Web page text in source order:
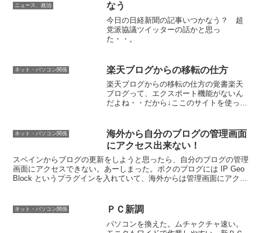
ニュース、政治 なう
今日の日経新聞の記事いつかなう？ 超
党派協議ツイッターの話かと思っ
た・・。
ネット・パソコン関係 楽天ブログからの移転の仕方
楽天ブログからの移転の仕方の覚書楽天
ブログって、エクスポート機能がないん
だよね・・だから↓ここのサイトを使って
イルの形式はMT日付がうまく読み取れな
いので修正。画像など...
ネット・パソコン関係
海外から自分のブログの管理画面
にアクセス出来ない！
スペインからブログの更新をしようと思ったら、自分のブログの管理
画面にアクセスできない。あーしまった。ボクのブログには IP Geo
Block というプラグインを入れていて、海外からは管理画面にアクセ
ネット・パソコン関係 ＰＣ新調
パソコンを換えた。ムチャクチャ速い。